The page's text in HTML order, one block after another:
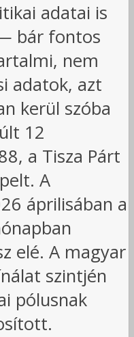
adatai is
bár fontos
nem
adatok, azt
kerül szóba
12
a Tisza Párt
A
áprilisában a
elé. A magyar
szintjén
pólusnak